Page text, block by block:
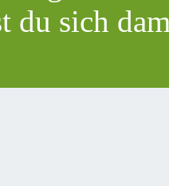
du sich